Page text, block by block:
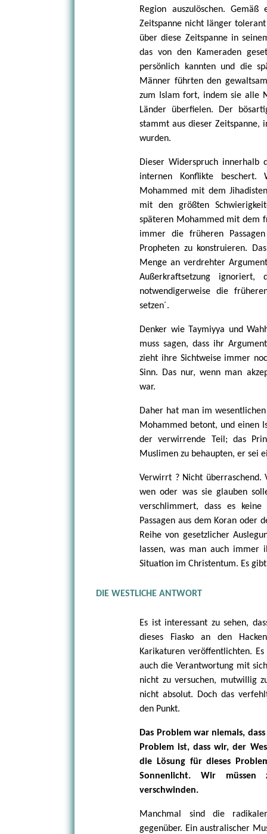
Region auszulöschen.
Zeitspanne nicht länger
über diese Zeitspanne in
das von den Kameraden
persönlich kannten und die
Männer führten den
zum Islam fort, indem sie alle
Länder überfielen. Der
stammt aus dieser Zeitspanne,
wurden.
Dieser Widerspruch innerhalb
internen Konflikte
Mohammed mit dem
mit den größten
späteren Mohammed mit dem
immer die früheren
Propheten zu konstruieren.
Menge an verdrehter
Außerkraftsetzung ignoriert,
notwendigerweise die
setzen´.
Denker wie Taymiyya und
muss sagen, dass ihr
zieht ihre Sichtweise immer
Sinn. Das nur, wenn man
war.
Daher hat man im
Mohammed betont, und einen
der verwirrende Teil; das
Muslimen zu behaupten, er sei
Verwirrt ? Nicht überraschend.
wen oder was sie glauben
verschlimmert, dass es
Passagen aus dem Koran oder
Reihe von gesetzlicher
lassen, was man auch immer
Situation im Christentum. Es
DIE WESTLICHE ANTWORT
Es ist interessant zu sehen,
dieses Fiasko an den
Karikaturen veröffentlichten.
auch die Verantwortung mit
nicht zu versuchen, mutwillig
nicht absolut. Doch das
den Punkt.
Das Problem war niemals,
Problem ist, dass wir, der
die Lösung für dieses
Sonnenlicht. Wir müssen
verschwinden.
Manchmal sind die
gegenüber. Ein australischer